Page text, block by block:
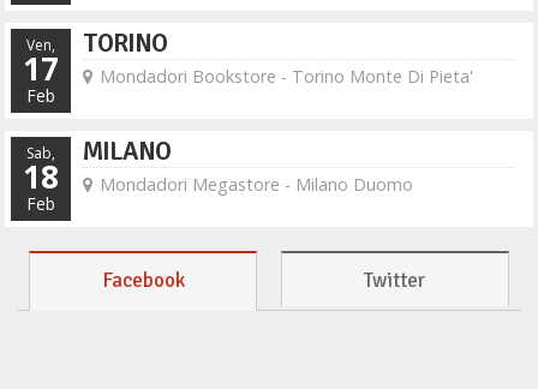
Ven,
17
Feb
TORINO
Mondadori Bookstore - Torino Monte Di Pieta'
Sab,
18
Feb
MILANO
Mondadori Megastore - Milano Duomo
Facebook Twitter